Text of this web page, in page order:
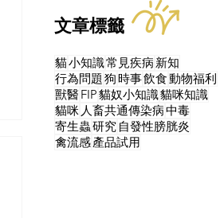
文章標籤
貓小知識常見疾病 新知
行為問題狗時事飲食動物福利
獸醫FIP貓奴小知識貓咪知識
貓咪 人畜共通傳染病中毒
寄生蟲研究 自發性膀胱炎
禽流感產品試用